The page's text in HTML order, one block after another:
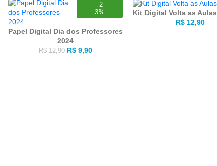
-2
3%
Papel Digital Dia dos Professores
2024
R$12,90 R$ 9,90
Kit Digital Volta as Aulas
R$ 12,90